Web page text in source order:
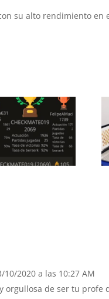
su alto rendimiento en
10/2020 a las 10:27 AM
orgullosa de ser tu profe